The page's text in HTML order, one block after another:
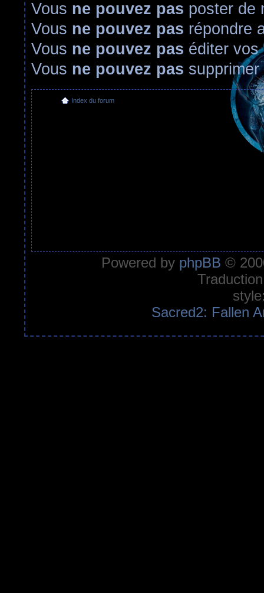
Vous ne pouvez pas poster de
Vous ne pouvez pas répondre
Vous ne pouvez pas éditer vos
Vous ne pouvez pas
Index du forum
Powered by phpBB ©
Sacred2: Fallen